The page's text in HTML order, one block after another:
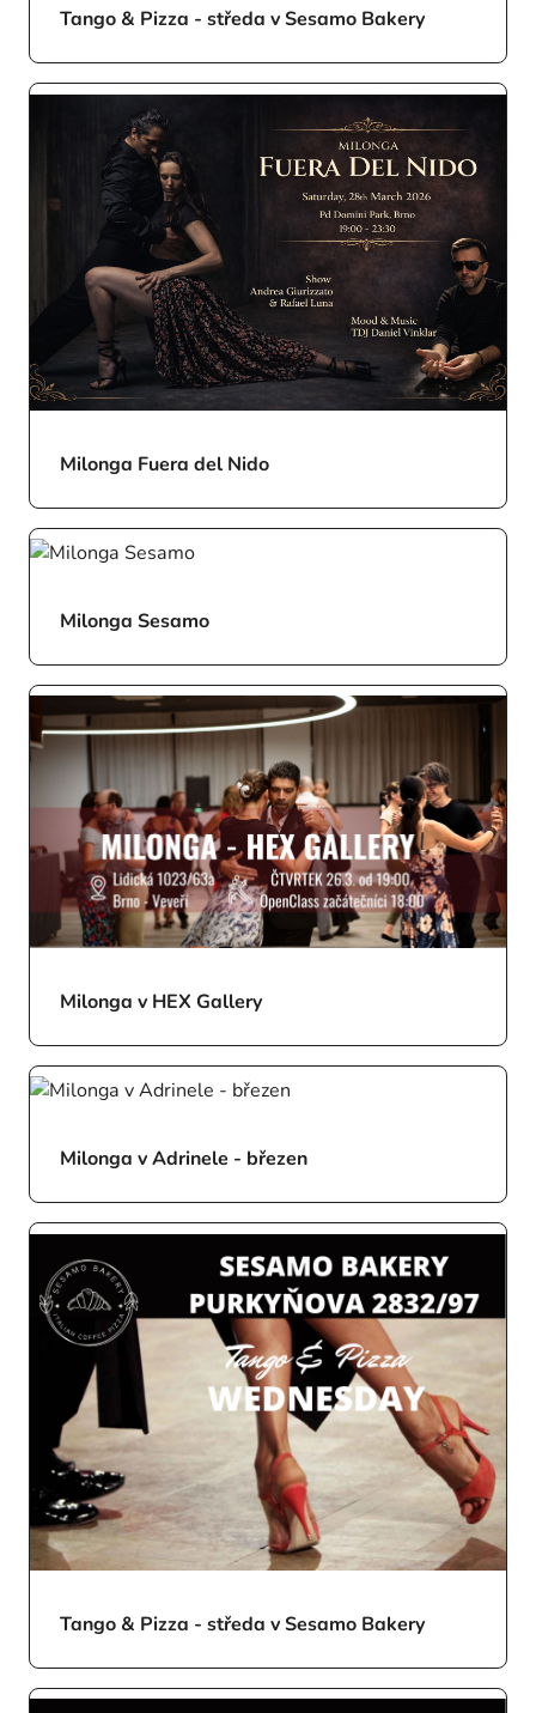
Tango & Pizza - středa v Sesamo Bakery
Milonga Fuera del Nido
Milonga Sesamo
Milonga v HEX Gallery
Milonga v Adrinele - březen
Tango & Pizza - středa v Sesamo Bakery